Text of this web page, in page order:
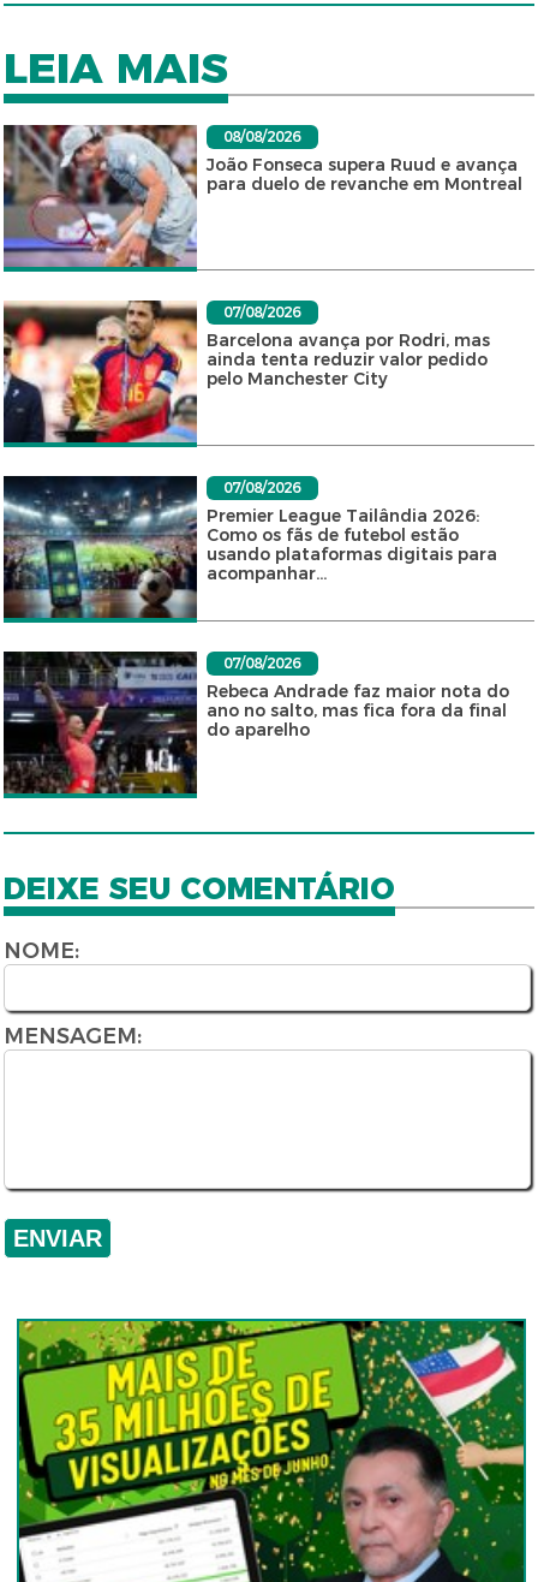
LEIA MAIS
08/08/2026
João Fonseca supera Ruud e avança
para duelo de revanche em Montreal
07/08/2026
Barcelona avança por Rodri, mas
ainda tenta reduzir valor pedido
pelo Manchester City
07/08/2026
Premier League Tailândia 2026:
Como os fãs de futebol estão
usando plataformas digitais para
acompanhar...
07/08/2026
Rebeca Andrade faz maior nota do
ano no salto, mas fica fora da final
do aparelho
DEIXE SEU COMENTÁRIO
NOME:
MENSAGEM: